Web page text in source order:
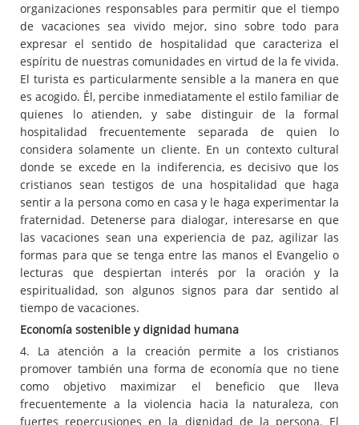
organizaciones responsables para permitir que el tiempo
de vacaciones sea vivido mejor, sino sobre todo para
expresar el sentido de hospitalidad que caracteriza el
espíritu de nuestras comunidades en virtud de la fe vivida.
El turista es particularmente sensible a la manera en que
es acogido. Él, percibe inmediatamente el estilo familiar de
quienes lo atienden, y sabe distinguir de la formal
hospitalidad frecuentemente separada de quien lo
considera solamente un cliente. En un contexto cultural
donde se excede en la indiferencia, es decisivo que los
cristianos sean testigos de una hospitalidad que haga
sentir a la persona como en casa y le haga experimentar la
fraternidad. Detenerse para dialogar, interesarse en que
las vacaciones sean una experiencia de paz, agilizar las
formas para que se tenga entre las manos el Evangelio o
lecturas que despiertan interés por la oración y la
espiritualidad, son algunos signos para dar sentido al
tiempo de vacaciones.
Economía sostenible y dignidad humana
4. La atención a la creación permite a los cristianos
promover también una forma de economía que no tiene
como objetivo maximizar el beneficio que lleva
frecuentemente a la violencia hacia la naturaleza, con
fuertes repercusiones en la dignidad de la persona. El